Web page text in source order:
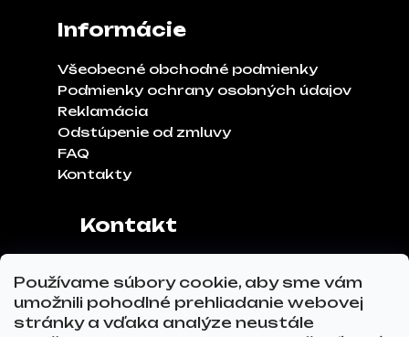
Používame súbory cookie, aby sme vám
umožnili pohodlné prehliadanie webovej
stránky a vďaka analýze neustále
Informácie
Všeobecné obchodné podmienky
Podmienky ochrany osobných údajov
Reklamácia
Odstúpenie od zmluvy
FAQ
Kontakty
Kontakt
Hviezdoslavov
Tel.č.:0911 271 302
Email:info@glovez.sk